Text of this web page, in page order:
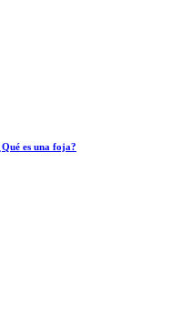
es una foja?